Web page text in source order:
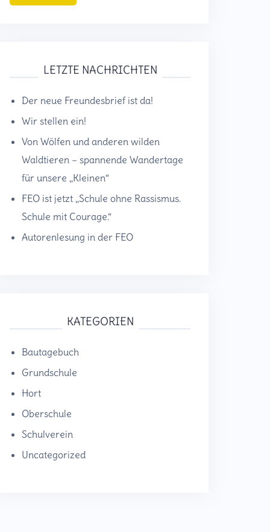
LETZTE NACHRICHTEN
Der neue Freundesbrief ist da!
Wir stellen ein!
Von Wölfen und anderen wilden
Waldtieren – spannende Wandertage
für unsere „Kleinen“
FEO ist jetzt „Schule ohne Rassismus.
Schule mit Courage.“
Autorenlesung in der FEO
KATEGORIEN
Bautagebuch
Grundschule
Hort
Oberschule
Schulverein
Uncategorized